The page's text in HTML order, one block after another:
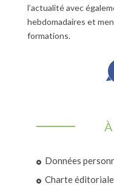
l’actualité avec
hebdomadaires et
formations.
Données
Charte éditoriale